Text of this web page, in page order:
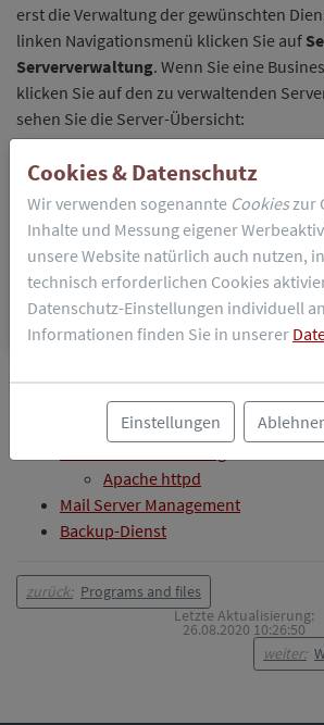
erst die Verwaltung der gewünschten
linken Navigationsmenü klicken Sie auf
Serververwaltung. Wenn Sie eine
klicken Sie auf den zu verwaltenden
sehen Sie die Server-Übersicht:
Klicken Sie sich durch die Navigations-
gewüschten Dienste zu verwalten:
Apache httpd
Mail Server Management
Backup-Dienst
zurück: Programs and files
Letzte Aktualisierung:
26.08.2020 10:26:50
weiter:
Cookies & Datenschutz
Wir verwenden sogenannte Cookieszur
Inhalte und Messung eigener
unsere Website natürlich auch nutzen,
technisch erforderlichen Cookies
Datenschutz-Einstellungen individuell
Informationen finden Sie in unserer
Einstellungen